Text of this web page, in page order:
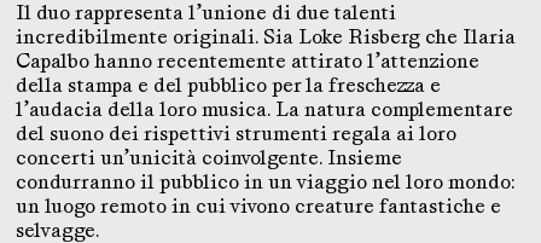
Il duo rappresenta l’unione di due talenti
incredibilmente originali. Sia Loke Risberg che Ilaria
Capalbo hanno recentemente attirato l’attenzione
della stampa e del pubblico per la freschezza e
l’audacia della loro musica. La natura complementare
del suono dei rispettivi strumenti regala ai loro
concerti un’unicità coinvolgente. Insieme
condurranno il pubblico in un viaggio nel loro mondo:
un luogo remoto in cui vivono creature fantastiche e
selvagge.